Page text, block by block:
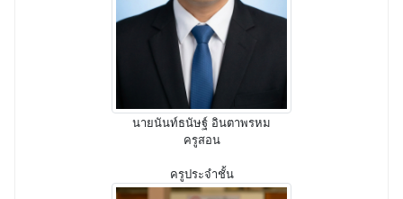
นายนันท์ธนัษฐ์ อินตาพรหม
ครูสอน
ครูประจำชั้น